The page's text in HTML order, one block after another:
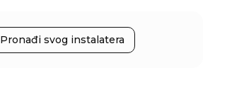
Pronađi svog instalatera